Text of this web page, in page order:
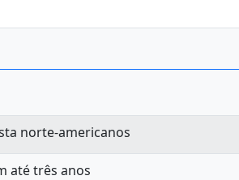
norte-americanos
até três anos